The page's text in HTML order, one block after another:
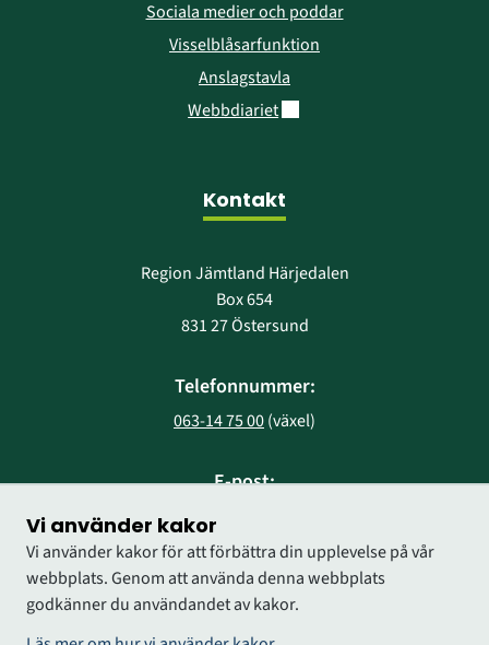
Vi använder kakor
Vi använder kakor för att förbättra din upplevelse på vår
webbplats. Genom att använda denna webbplats
godkänner du användandet av kakor.
Sociala medier och poddar
Visselblåsarfunktion
Anslagstavla
WebbdiarietLänk till annan webbplats.
Kontakt
Region Jämtland Härjedalen
Box 654
831 27 Östersund
Telefonnummer:
063-14 75 00 (växel)
E-post:
region@regionjh.se